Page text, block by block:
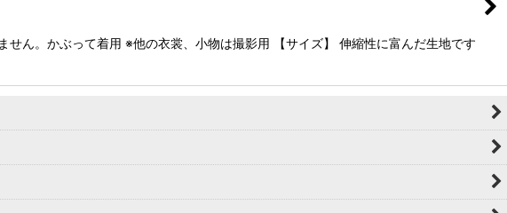
ん。かぶって着用 ※他の衣裳、小物は撮影用 【サイズ】 伸縮性に富んだ生地です